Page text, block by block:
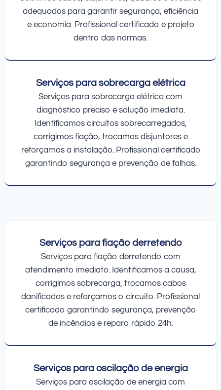
adequados para garantir segurança, eficiência
e economia. Profissional certificado e projeto
dentro das normas.
Serviços para sobrecarga elétrica
Serviços para sobrecarga elétrica com
diagnóstico preciso e solução imediata.
Identificamos circuitos sobrecarregados,
corrigimos fiação, trocamos disjuntores e
reforçamos a instalação. Profissional certificado
garantindo segurança e prevenção de falhas.
Serviços para fiação derretendo
Serviços para fiação derretendo com
atendimento imediato. Identificamos a causa,
corrigimos sobrecarga, trocamos cabos
danificados e reforçamos o circuito. Profissional
certificado garantindo segurança, prevenção
de incêndios e reparo rápido 24h.
Serviços para oscilação de energia
Serviços para oscilação de energia com